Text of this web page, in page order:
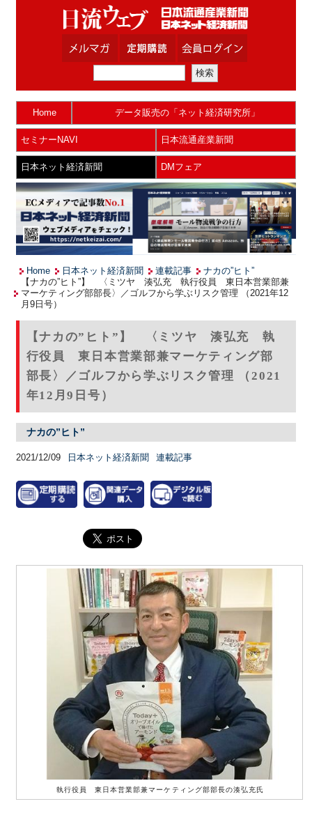
Home データ販売の「ネット経済研究所」
セミナーNAVI 日本流通産業新聞
日本ネット経済新聞 DMフェア
Home 日本ネット経済新聞 連載記事
ナカの”ヒト”
【ナカの”ヒト”】 〈ミツヤ 湊弘充 執行役員 東日本営業部兼
マーケティング部部長〉／ゴルフから学ぶリスク管理 （2021年12
月9日号）
【ナカの”ヒト”】 〈ミツヤ 湊弘充 執
行役員 東日本営業部兼マーケティング部
部長〉／ゴルフから学ぶリスク管理 （2021
年12月9日号）
ナカの”ヒト”
2021/12/09 日本ネット経済新聞 連載記事
執行役員 東日本営業部兼マーケティング部部長の湊弘充氏